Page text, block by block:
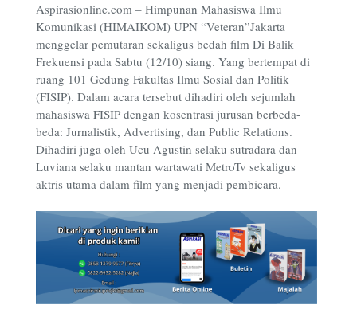
Aspirasionline.com – Himpunan Mahasiswa Ilmu
Komunikasi (HIMAIKOM) UPN “Veteran”Jakarta
menggelar pemutaran sekaligus bedah film Di Balik
Frekuensi pada Sabtu (12/10) siang. Yang bertempat di
ruang 101 Gedung Fakultas Ilmu Sosial dan Politik
(FISIP). Dalam acara tersebut dihadiri oleh sejumlah
mahasiswa FISIP dengan kosentrasi jurusan berbeda-
beda: Jurnalistik, Advertising, dan Public Relations.
Dihadiri juga oleh Ucu Agustin selaku sutradara dan
Luviana selaku mantan wartawati MetroTv sekaligus
aktris utama dalam film yang menjadi pembicara.